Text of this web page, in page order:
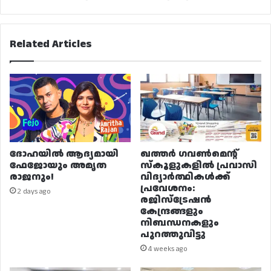
തുടരും
Related Articles
ദോഹയിൽ ആദ്യമായി
ഫേജോയും അമൃത
രാജനും!
2 days ago
ഖത്തർ ഗവൺമെന്റ്
സ്കൂളുകളിൽ പ്രവാസി
വിദ്യാർത്ഥികൾക്ക്
പ്രവേശനം:
രജിസ്ട്രേഷൻ
കേന്ദ്രങ്ങളും
നിബന്ധനകളും
പുറത്തുവിട്ടു
4 weeks ago